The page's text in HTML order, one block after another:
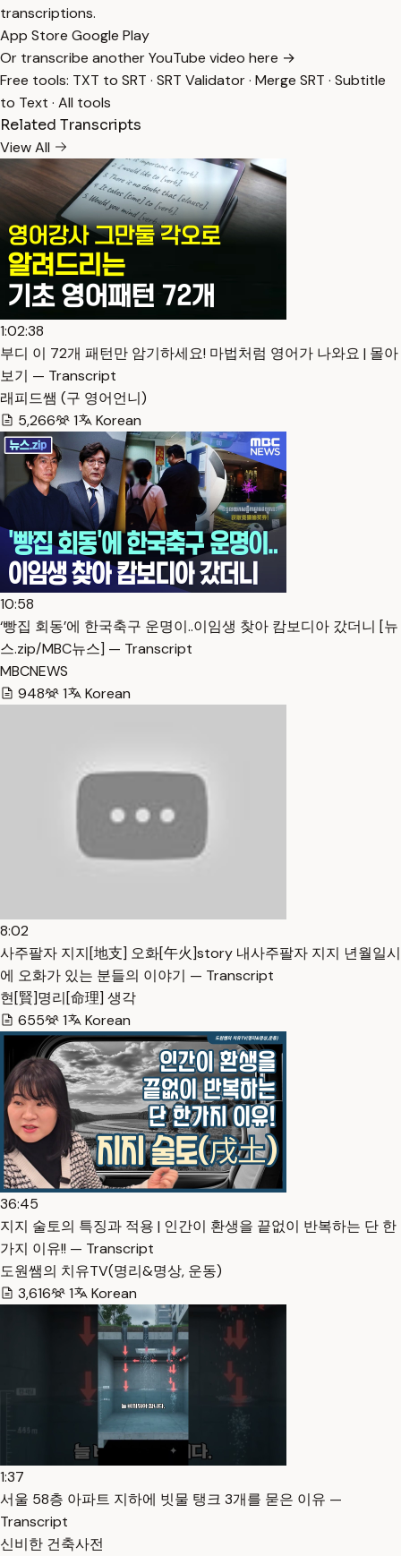
transcriptions.
App Store Google Play
Or transcribe another YouTube video here →
Free tools: TXT to SRT · SRT Validator· Merge SRT · Subtitle
to Text · All tools
Related Transcripts
View All
1:02:38
부디 이 72개 패턴만 암기하세요! 마법처럼 영어가 나와요 | 몰아
보기 — Transcript
래피드쌤 (구 영어언니)
5,266
1 Korean
10:58
‘빵집 회동’에 한국축구 운명이..이임생 찾아 캄보디아 갔더니 [뉴
스.zip/MBC뉴스] — Transcript
MBCNEWS
948
1 Korean
8:02
사주팔자 지지[地支] 오화[午火]story 내사주팔자 지지 년월일시
에 오화가 있는 분들의 이야기 — Transcript
현[賢]명리[命理] 생각
655
1 Korean
36:45
지지 술토의 특징과 적용 | 인간이 환생을 끝없이 반복하는 단 한
가지 이유!! — Transcript
도원쌤의 치유TV(명리&명상, 운동)
3,616
1 Korean
1:37
서울 58층 아파트 지하에 빗물 탱크 3개를 묻은 이유 —
Transcript
신비한 건축사전